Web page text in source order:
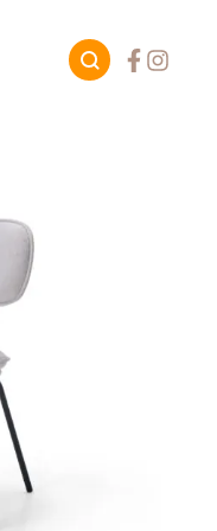
Facebook